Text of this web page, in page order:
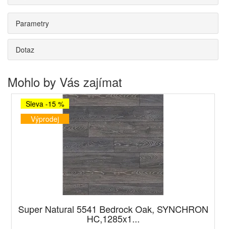
Parametry
Dotaz
Mohlo by Vás zajímat
Sleva -15 %
Výprodej
Super Natural 5541 Bedrock Oak, SYNCHRON
HC,1285x1...